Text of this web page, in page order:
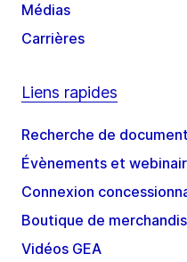
Médias
Carrières
Liens rapides
Recherche de
Évènements et
Connexion
Boutique de
Vidéos GEA